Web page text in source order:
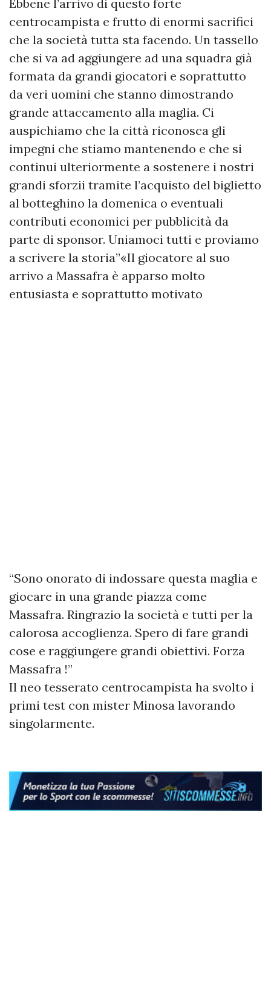
Ebbene l’arrivo di questo forte
centrocampista e frutto di enormi sacrifici
che la società tutta sta facendo. Un tassello
che si va ad aggiungere ad una squadra già
formata da grandi giocatori e soprattutto
da veri uomini che stanno dimostrando
grande attaccamento alla maglia. Ci
auspichiamo che la città riconosca gli
impegni che stiamo mantenendo e che si
continui ulteriormente a sostenere i nostri
grandi sforzii tramite l’acquisto del biglietto
al botteghino la domenica o eventuali
contributi economici per pubblicità da
parte di sponsor. Uniamoci tutti e proviamo
a scrivere la storia”«Il giocatore al suo
arrivo a Massafra è apparso molto
entusiasta e soprattutto motivato
“Sono onorato di indossare questa maglia e
giocare in una grande piazza come
Massafra. Ringrazio la società e tutti per la
calorosa accoglienza. Spero di fare grandi
cose e raggiungere grandi obiettivi. Forza
Massafra !”
Il neo tesserato centrocampista ha svolto i
primi test con mister Minosa lavorando
singolarmente.